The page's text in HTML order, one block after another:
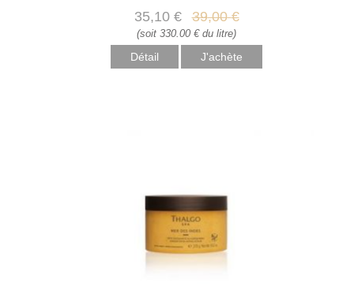
35,10 € 39,00 €
(soit 330.00 € du litre)
Détail